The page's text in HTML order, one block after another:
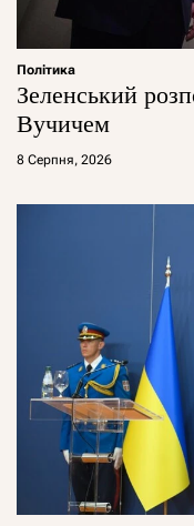
Політика
Зеленський
Вучичем
8 Серпня, 2026